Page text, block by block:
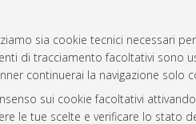
sia cookie tecnici necessari
di tracciamento facoltativi sono
continuerai la navigazione solo
sui cookie facoltativi
le tue scelte e verificare lo stato
AMS
Servizio